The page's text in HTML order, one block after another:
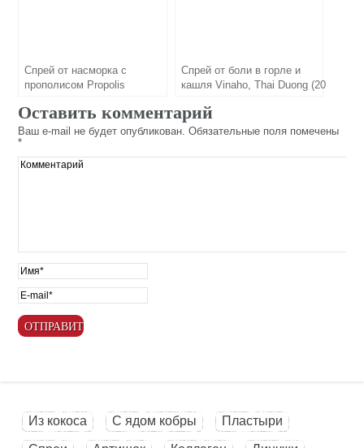
Спрей от насморка с
прополисом Propolis
(20 мл)
Спрей от боли в горле и
кашля Vinaho, Thai Duong (20
Оставить комментарий
Ваш e-mail не будет опубликован. Обязательные поля помечены
*
Из кокоса С ядом кобры Пластыри